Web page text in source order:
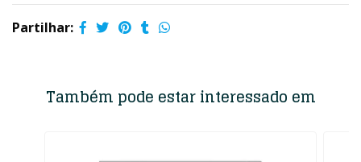
Partilhar:
Também pode estar interessado em